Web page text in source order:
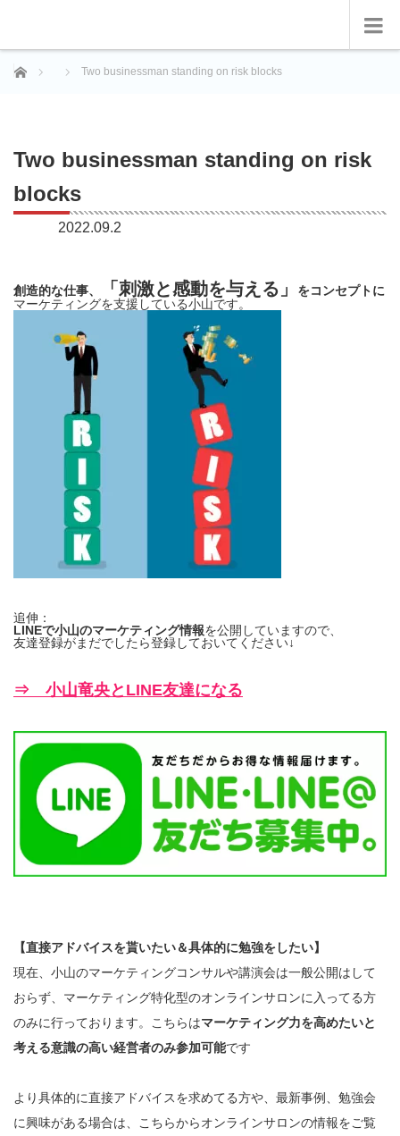
ホーム Two businessman standing on risk blocks
Two businessman standing on risk
blocks
2022.09.2
創造的な仕事、 「刺激と感動を与える」
をコンセプトに
マーケティングを支援している小山です。
追伸：
LINEで小山のマーケティング情報を公開していますので、
友達登録がまだでしたら登録しておいてください↓
⇒ 小山竜央とLINE友達になる
【直接アドバイスを貰いたい＆具体的に勉強をしたい】
現在、小山のマーケティングコンサルや講演会は一般公開はして
おらず、マーケティング特化型のオンラインサロンに入ってる方
のみに行っております。こちらはマーケティング力を高めたいと
考える意識の高い経営者のみ参加可能です
より具体的に直接アドバイスを求めてる方や、最新事例、勉強会
に興味がある場合は、こちらからオンラインサロンの情報をご覧